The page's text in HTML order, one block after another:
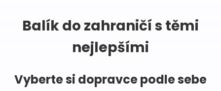
Balík do zahraničí s těmi
nejlepšími
Vyberte si dopravce podle sebe